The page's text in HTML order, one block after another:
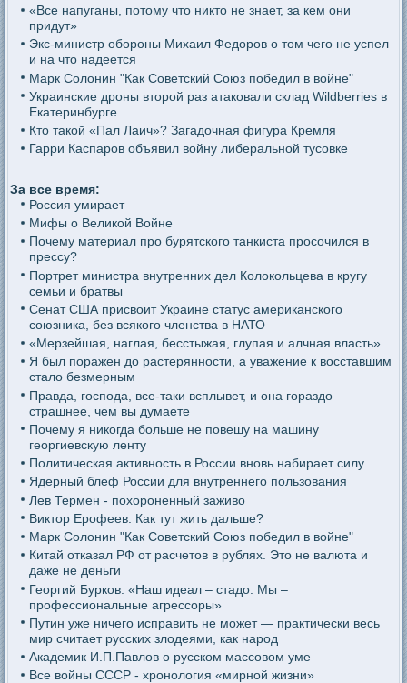
«Все напуганы, потому что никто не знает, за кем они
придут»
Экс-министр обороны Михаил Федоров о том чего не успел
и на что надеется
Марк Солонин "Как Советский Союз победил в войне"
Украинские дроны второй раз атаковали склад Wildberries в
Екатеринбурге
Кто такой «Пал Лаич»? Загадочная фигура Кремля
Гарри Каспаров объявил войну либеральной тусовке
За все время:
Россия умирает
Мифы о Великой Войне
Почему материал про бурятского танкиста просочился в
прессу?
Портрет министра внутренних дел Колокольцева в кругу
семьи и братвы
Сенат США присвоит Украине статус американского
союзника, без всякого членства в НАТО
«Мерзейшая, наглая, бесстыжая, глупая и алчная власть»
Я был поражен до растерянности, а уважение к восставшим
стало безмерным
Правда, господа, все-таки всплывет, и она гораздо
страшнее, чем вы думаете
Почему я никогда больше не повешу на машину
георгиевскую ленту
Политическая активность в России вновь набирает силу
Ядерный блеф России для внутреннего пользования
Лев Термен - похороненный заживо
Виктор Ерофеев: Как тут жить дальше?
Марк Солонин "Как Советский Союз победил в войне"
Китай отказал РФ от расчетов в рублях. Это не валюта и
даже не деньги
Георгий Бурков: «Наш идеал – стадо. Мы –
профессиональные агрессоры»
Путин уже ничего исправить не может — практически весь
мир считает русских злодеями, как народ
Академик И.П.Павлов о русском массовом уме
Все войны СССР - хронология «мирной жизни»